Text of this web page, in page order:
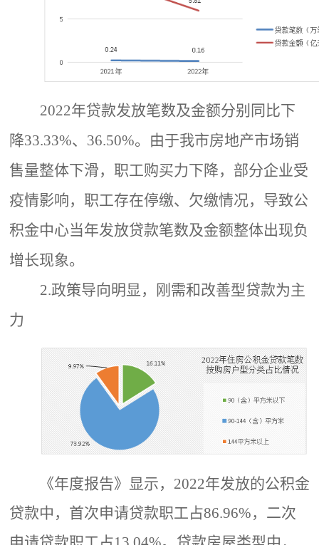
2022年贷款发放笔数及金额分别同比下
降33.33%、36.50%。由于我市房地产市场销
售量整体下滑，职工购买力下降，部分企业受
疫情影响，职工存在停缴、欠缴情况，导致公
积金中心当年发放贷款笔数及金额整体出现负
增长现象。
2.政策导向明显，刚需和改善型贷款为主
力
《年度报告》显示， 2022年发放的公积金
贷款中，首次申请贷款职工占86.96%，二次